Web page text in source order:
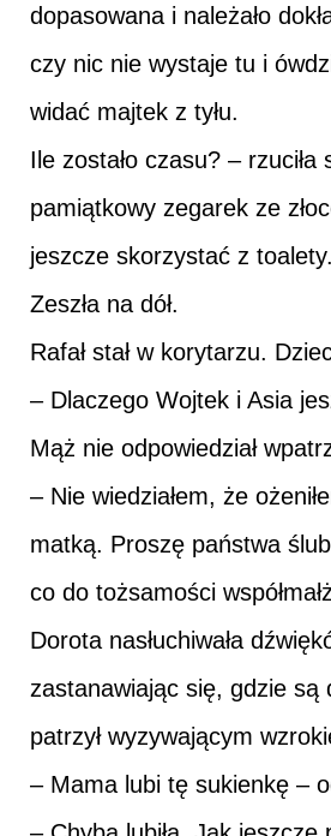
dopasowana i należało
czy nic nie wystaje tu i
widać majtek z tyłu.
Ile zostało czasu? – rzuciła
pamiątkowy zegarek ze
jeszcze skorzystać z toalety.
Zeszła na dół.
Rafał stał w korytarzu.
– Dlaczego Wojtek i Asia
Mąż nie odpowiedział
– Nie wiedziałem, że
matką. Proszę państwa
co do tożsamości
Dorota nasłuchiwała
zastanawiając się, gdzie są
patrzył wyzywającym
– Mama lubi tę sukienkę –